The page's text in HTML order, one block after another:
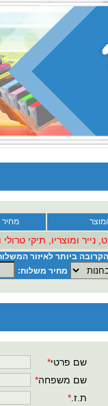
מחיר
ומוצריו, תיקי טרולי
ביותר לאיזור
מחיר משלוח:
שם פרטי*
שם משפחה*
ת.ז. *